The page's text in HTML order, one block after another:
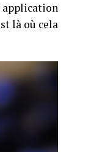
application
là où cela